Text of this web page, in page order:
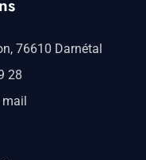
76610 Darnétal
28
mail